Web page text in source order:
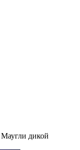
Маугли дикой